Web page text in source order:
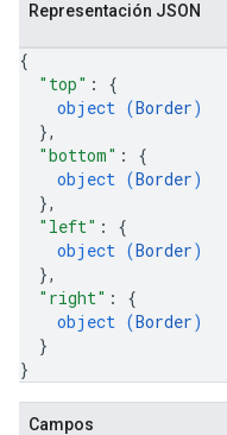
Representación JSON
{
"top" : {
object (Border)
},
"bottom" : {
object (Border)
},
"left" : {
object (Border)
},
"right" : {
object (Border)
}
}
Campos